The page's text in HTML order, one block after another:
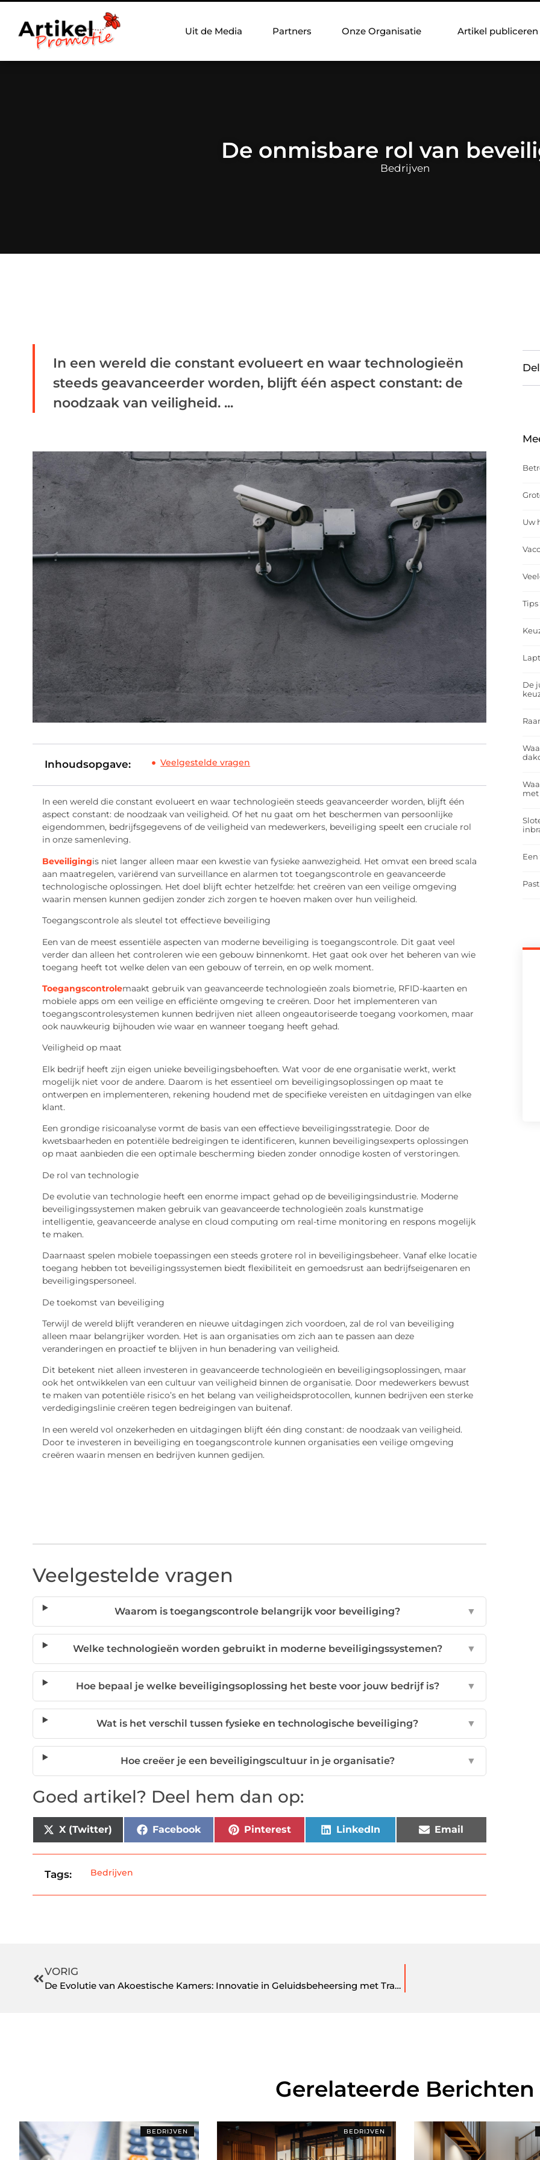
Uit de Media Partners Onze Organisatie Artikel publiceren
De onmisbare rol van
Bedrijven
In een wereld die constant evolueert en waar technologieën
steeds geavanceerder worden, blijft één aspect constant: de
noodzaak van veiligheid. ...
Inhoudsopgave: Veelgestelde vragen
In een wereld die constant evolueert en waar technologieën steeds geavanceerder worden, blijft één
aspect constant: de noodzaak van veiligheid. Of het nu gaat om het beschermen van persoonlijke
eigendommen, bedrijfsgegevens of de veiligheid van medewerkers, beveiliging speelt een cruciale rol
in onze samenleving.
Beveiligingisniet langer alleen maar een kwestie van fysieke aanwezigheid. Het omvat een breed scala
aan maatregelen, variërend van surveillance en alarmen tot toegangscontrole en geavanceerde
technologische oplossingen. Het doel blijft echter hetzelfde: het creëren van een veilige omgeving
waarin mensen kunnen gedijen zonder zich zorgen te hoeven maken over hun veiligheid.
Toegangscontrole als sleutel tot effectieve beveiliging
Een van de meest essentiële aspecten van moderne beveiliging is toegangscontrole. Dit gaat veel
verder dan alleen het controleren wie een gebouw binnenkomt. Het gaat ook over het beheren van wie
toegang heeft tot welke delen van een gebouw of terrein, en op welk moment.
Toegangscontrolemaakt gebruik van geavanceerde technologieën zoals biometrie, RFID-kaarten en
mobiele apps om een veilige en efficiënte omgeving te creëren. Door het implementeren van
toegangscontrolesystemen kunnen bedrijven niet alleen ongeautoriseerde toegang voorkomen, maar
ook nauwkeurig bijhouden wie waar en wanneer toegang heeft gehad.
Veiligheid op maat
Elk bedrijf heeft zijn eigen unieke beveiligingsbehoeften. Wat voor de ene organisatie werkt, werkt
mogelijk niet voor de andere. Daarom is het essentieel om beveiligingsoplossingen op maat te
ontwerpen en implementeren, rekening houdend met de specifieke vereisten en uitdagingen van elke
klant.
Een grondige risicoanalyse vormt de basis van een effectieve beveiligingsstrategie. Door de
kwetsbaarheden en potentiële bedreigingen te identificeren, kunnen beveiligingsexperts oplossingen
op maat aanbieden die een optimale bescherming bieden zonder onnodige kosten of verstoringen.
De rol van technologie
De evolutie van technologie heeft een enorme impact gehad op de beveiligingsindustrie. Moderne
beveiligingssystemen maken gebruik van geavanceerde technologieën zoals kunstmatige
intelligentie, geavanceerde analyse en cloud computing om real-time monitoring en respons mogelijk
te maken.
Daarnaast spelen mobiele toepassingen een steeds grotere rol in beveiligingsbeheer. Vanaf elke locatie
toegang hebben tot beveiligingssystemen biedt flexibiliteit en gemoedsrust aan bedrijfseigenaren en
beveiligingspersoneel.
De toekomst van beveiliging
Terwijl de wereld blijft veranderen en nieuwe uitdagingen zich voordoen, zal de rol van beveiliging
alleen maar belangrijker worden. Het is aan organisaties om zich aan te passen aan deze
veranderingen en proactief te blijven in hun benadering van veiligheid.
Dit betekent niet alleen investeren in geavanceerde technologieën en beveiligingsoplossingen, maar
ook het ontwikkelen van een cultuur van veiligheid binnen de organisatie. Door medewerkers bewust
te maken van potentiële risico’s en het belang van veiligheidsprotocollen, kunnen bedrijven een sterke
verdedigingslinie creëren tegen bedreigingen van buitenaf.
In een wereld vol onzekerheden en uitdagingen blijft één ding constant: de noodzaak van veiligheid.
Door te investeren in beveiliging en toegangscontrole kunnen organisaties een veilige omgeving
creëren waarin mensen en bedrijven kunnen gedijen.
Veelgestelde vragen
Waarom is toegangscontrole belangrijk voor beveiliging? ▼
Welke technologieën worden gebruikt in moderne beveiligingssystemen? ▼
Hoe bepaal je welke beveiligingsoplossing het beste voor jouw bedrijf is? ▼
Wat is het verschil tussen fysieke en technologische beveiliging? ▼
Hoe creëer je een beveiligingscultuur in je organisatie? ▼
Goed artikel? Deel hem dan op:
X (Twitter) Facebook Pinterest LinkedIn Email
Tags: Bedrijven
Uw
De
met
VORIG
De Evolutie van Akoestische Kamers: Innovatie in Geluidsbeheersing met Tranducers
Gerelateerde Berichten
BEDRIJVEN BEDRIJVEN